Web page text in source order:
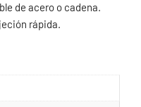
de acero o cadena.
rápida.